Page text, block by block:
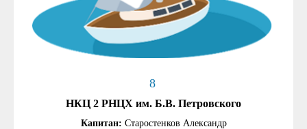
8
НКЦ 2 РНЦХ им. Б.В. Петровского
Капитан: Старостенков Александр